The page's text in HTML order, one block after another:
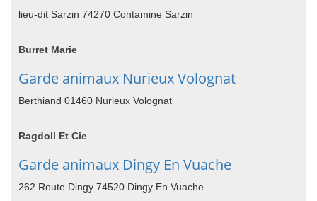
lieu-dit Sarzin 74270 Contamine Sarzin
Burret Marie
Garde animaux Nurieux Volognat
Berthiand 01460 Nurieux Volognat
Ragdoll Et Cie
Garde animaux Dingy En Vuache
262 Route Dingy 74520 Dingy En Vuache